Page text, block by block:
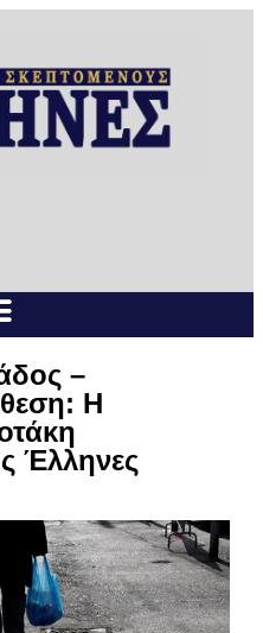
–
Η
Έλληνες